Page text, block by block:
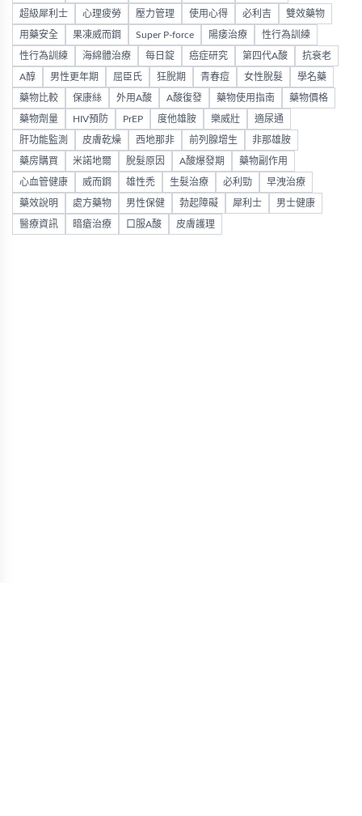
超級犀利士 心理疲勞 壓力管理 使用心得 必利吉 雙效藥物
用藥安全 果凍威而鋼 Super P-force 陽痿治療 性行為訓練
性行為訓練 海綿體治療 每日錠 癌症研究 第四代A酸 抗衰老
A醇 男性更年期 屈臣氏 狂脫期 青春痘 女性脫髮 學名藥
藥物比較 保康絲 外用A酸 A酸復發 藥物使用指南 藥物價格
藥物劑量 HIV預防 PrEP 度他雄胺 樂威壯 適尿通
肝功能監測 皮膚乾燥 西地那非 前列腺增生 非那雄胺
藥房購買 米諾地爾 脫髮原因 A酸爆發期 藥物副作用
心血管健康 威而鋼 雄性禿 生髮治療 必利勁 早洩治療
藥效說明 處方藥物 男性保健 勃起障礙 犀利士 男士健康
醫療資訊 暗瘡治療 口服A酸 皮膚護理